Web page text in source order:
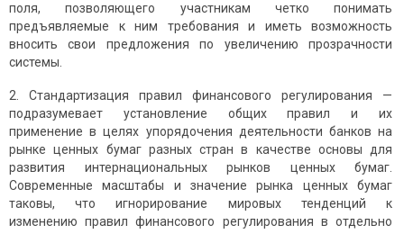
поля, позволяющего участникам четко понимать
предъявляемые к ним требования и иметь возможность
вносить свои предложения по увеличению прозрачности
системы.
2. Стандартизация правил финансового регулирования —
подразумевает установление общих правил и их
применение в целях упорядочения деятельности банков на
рынке ценных бумаг разных стран в качестве основы для
развития интернациональных рынков ценных бумаг.
Современные масштабы и значение рынка ценных бумаг
таковы, что игнорирование мировых тенденций к
изменению правил финансового регулирования в отдельно